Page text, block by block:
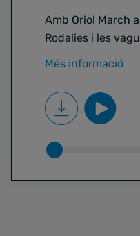
Amb Oriol March
Rodalies i les
enquestes
amb les novetats
entre Netflix i
Més informació